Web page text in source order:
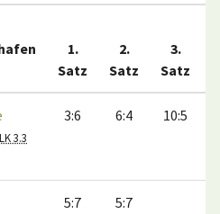
1.
Satz
2.
Satz
3.
Satz
LK 3.3
3:6 6:4 10:5
5:7 5:7